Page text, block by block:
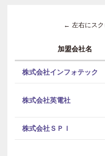
← 左右にス
加盟会社名
株式会社インフォテック
株式会社英電社
株式会社ＳＰＩ